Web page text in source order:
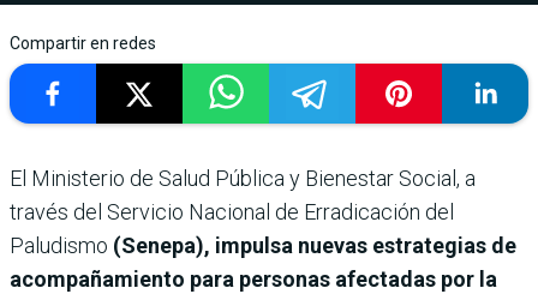
Compartir en redes
El Ministerio de Salud Pública y Bienestar Social, a
través del Servicio Nacional de Erradicación del
Paludismo (Senepa), impulsa nuevas estrategias de
acompañamiento para personas afectadas por la